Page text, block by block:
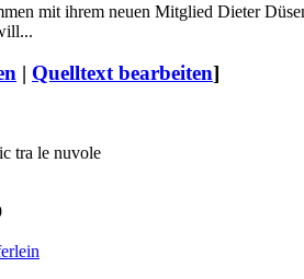
mit ihrem neuen Mitglied Dieter
| Quelltext bearbeiten]
tra le nuvole